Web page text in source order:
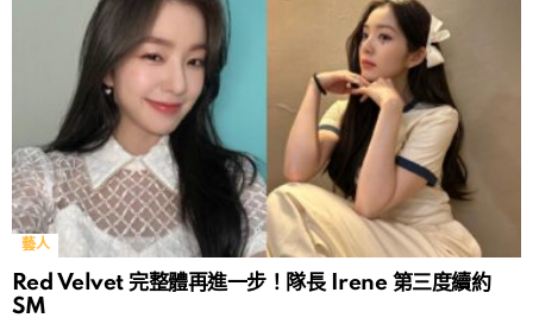
藝人
Red Velvet 完整體再進一步！隊長 Irene 第三度續約
SM